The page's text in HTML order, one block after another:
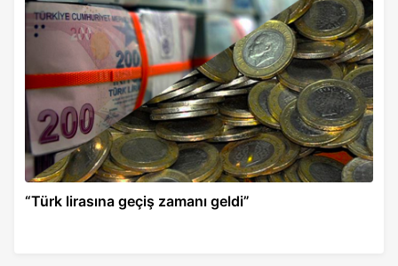
“Türk lirasına geçiş zamanı geldi”